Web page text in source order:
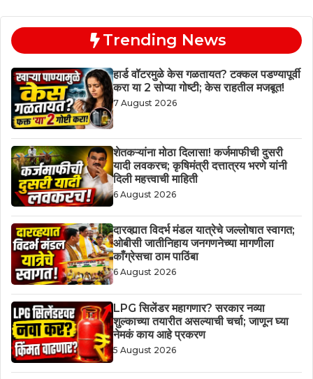
Trending News
हार्ड वॉटरमुळे केस गळतायत? टक्कल पडण्यापूर्वी
करा या 2 सोप्या गोष्टी; केस राहतील मजबूत!
7 August 2026
शेतकऱ्यांना मोठा दिलासा! कर्जमाफीची दुसरी
यादी लवकरच; कृषिमंत्री दत्तात्रय भरणे यांनी
दिली महत्त्वाची माहिती
6 August 2026
दारव्ह्यात विदर्भ मंडल यात्रेचे जल्लोषात स्वागत;
ओबीसी जातीनिहाय जनगणनेच्या मागणीला
काँग्रेसचा ठाम पाठिंबा
6 August 2026
LPG सिलेंडर महागणार? सरकार नव्या
शुल्काच्या तयारीत असल्याची चर्चा; जाणून घ्या
नेमकं काय आहे प्रकरण
5 August 2026